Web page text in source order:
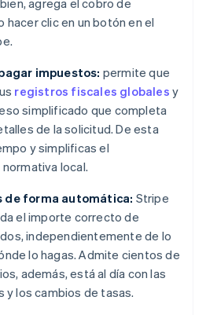
agrega el cobro de
clic en un botón en el
impuestos: permite que
registros fiscales globales y
simplificado que completa
de la solicitud. De esta
y simplificas el
local.
de forma automática: Stripe
el importe correcto de
independientemente de lo
lo hagas. Admite cientos de
además, está al día con las
y los cambios de tasas.